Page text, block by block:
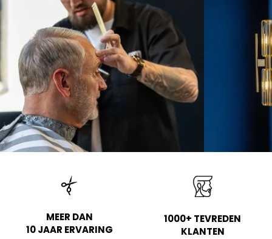
MEER DAN
10 JAAR ERVARING
1000+ TEVREDEN
KLANTEN